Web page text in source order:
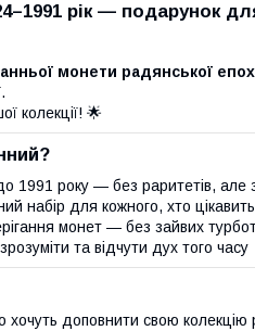
рік— подарунок
монети радянської
колекції! 🌟
1991 року — без раритетів, але
набір для кожного, хто
монет — без зайвих
та відчути дух того часу
хочуть доповнити свою